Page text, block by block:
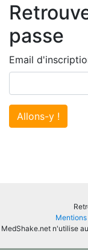
passe
Email
Allons-y !
MedShake.net n'utilise